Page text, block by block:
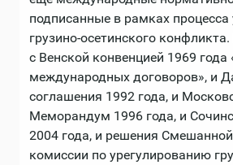
подписанные в рамках процесса
грузино-осетинского
с Венской конвенцией 1969 года
международных договоров», и
соглашения 1992 года, и
Меморандум 1996 года, и
2004 года, и решения
комиссии по урегулированию